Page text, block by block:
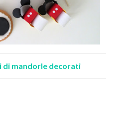
di mandorle decorati